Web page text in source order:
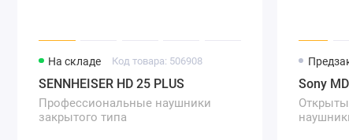
На складе Код товара: 506908
SENNHEISER HD 25 PLUS
Профессиональные наушники
закрытого типа
Sony